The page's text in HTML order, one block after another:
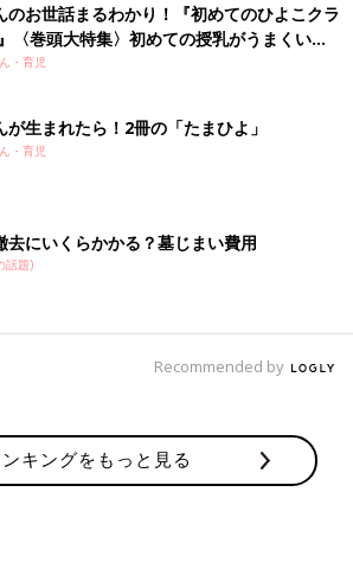
のお世話まるわかり！『初めてのひよこクラ
〈巻頭大特集〉初めての授乳がうまくい
ぱい・ミルクの基本と夏のトラブル 解決テ
・育児
が生まれたら！2冊の「たまひよ」
・育児
去にいくらかかる？墓じまい費用
話題)
Recommended by
キングをもっと見る